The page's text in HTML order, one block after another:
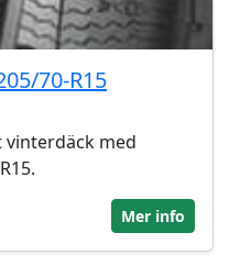
70-R15
vinterdäck med
Mer info